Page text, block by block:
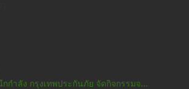
กำลัง กรุงเทพประกันภัย จัดกิจกรรมจ...